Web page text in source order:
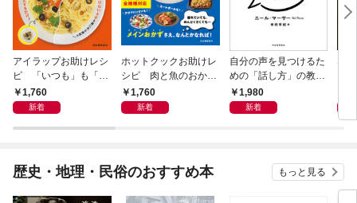
アイラップお助けレシ
ピ 「いつも」も「も
しも」もおいしい！
1,760
新着
ホットクックお助けレ
シピ 肉と魚のおか
ず 少ない材料＆調味
料で、あとはスイッチ
1,760
新着
自分の声を見つけるた
めの「話し方」の教
室 Ｏｒａｃｙ（オラ
シー）
1,980
新着
な
歴史・地理・民俗のおすすめ本 もっと見る